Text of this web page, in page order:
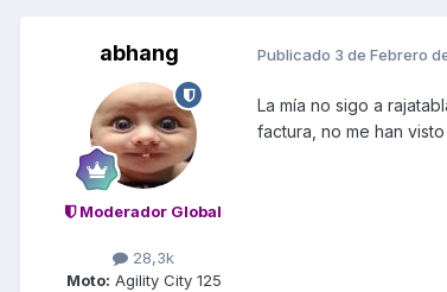
abhang
Moderador Global
28,3k
Moto: Agility City 125
Publicado 3 de Febrero
La mía no sigo a
factura, no me han